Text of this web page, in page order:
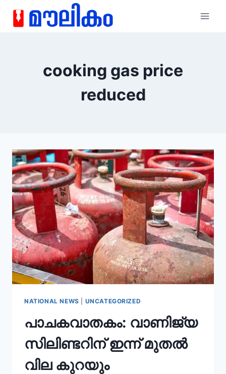
cooking gas price
reduced
NATIONAL NEWS UNCATEGORIZED
പാചകവാതകം: വാണിജ്യ
സിലിണ്ടറിന് ഇന്ന് മുതൽ
വില കുറയും